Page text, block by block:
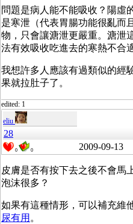
問題是病人能不能吸收？陽虛
是寒泄（代表胃腸功能很亂而
物，只會讓溏泄更嚴重。溏泄
法有效吸收吃進去的寒熱不合
我想許多人應該有過類似的經
果就拉肚子了。
edited: 1
eliu
28
0 0 2009-09-13
皮膚是否有按下去之後不會馬
泡沫很多？
如果有這種情形，可以補充維
尿有用 。